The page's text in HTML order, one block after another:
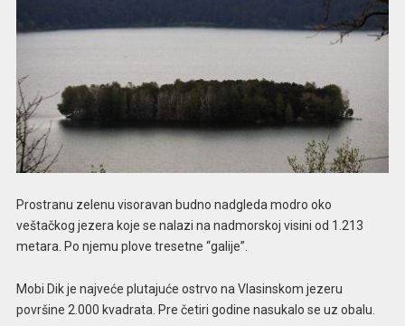
Prostranu zelenu visoravan budno nadgleda modro oko
veštačkog jezera koje se nalazi na nadmorskoj visini od 1.213
metara. Po njemu plove tresetne “galije”.
Mobi Dik je najveće plutajuće ostrvo na Vlasinskom jezeru
površine 2.000 kvadrata. Pre četiri godine nasukalo se uz obalu.